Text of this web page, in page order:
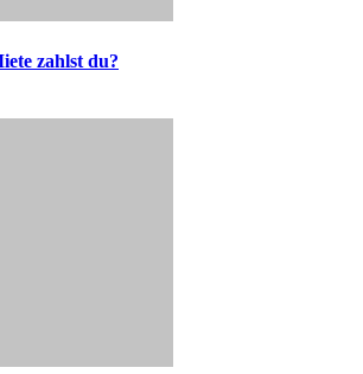
zahlst du?